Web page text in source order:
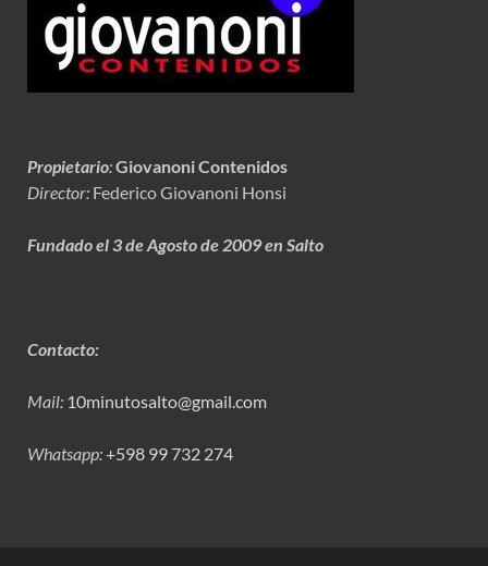
Propietario:Giovanoni Contenidos
Director: Federico Giovanoni Honsi
Fundado el 3 de Agosto de 2009 en Salto
Contacto:
Mail: 10minutosalto@gmail.com
Whatsapp:+598 99 732 274